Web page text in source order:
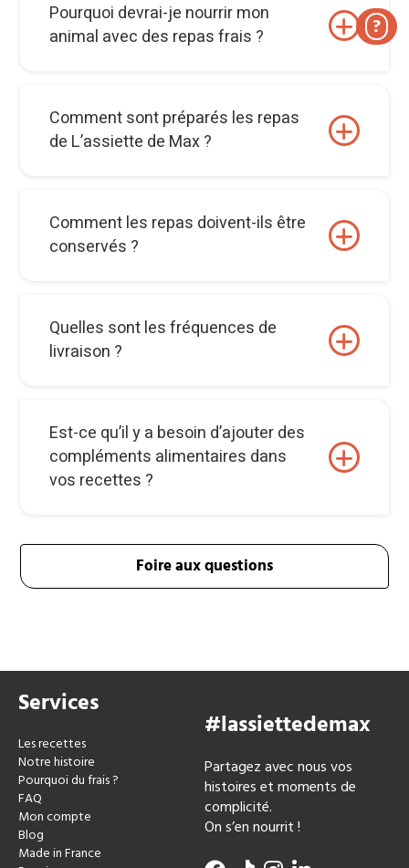
Pourquoi devrai-je nourrir mon
animal avec des repas frais ?
Comment sont préparés les repas
de L’assiette de Max ?
Comment les repas doivent-ils être
conservés ?
Quelles sont les fréquences de
livraison ?
Est-ce qu’il y a besoin d’ajouter des
compléments alimentaires dans
vos recettes ?
Foire aux questions
Services
Les recettes
Notre histoire
Pourquoi du frais ?
FAQ
Mon compte
Blog
Made in France
#lassiettedemax
Partagez avec nous vos
histoires et moments de
complicité.
On s’en nourrit !
?